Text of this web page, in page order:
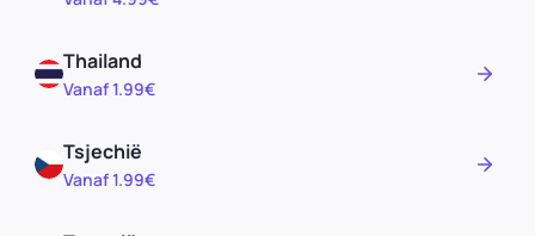
Thailand
Vanaf 1.99€
Tsjechië
Vanaf 1.99€